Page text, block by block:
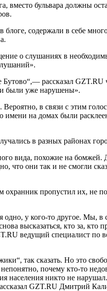
вместо бульвара должны
блоге, содержали в себе
о слушаниях в
Бутово“,— рассказал
были уже нарушены».
в связи с этим
на домах были
в разных районах
вида, похожие на
что они так и не смогли
охранник пропустил их, не
у кого-то другое. Мы, в
высказаться, кто за, кто
ведущий специалист по
так сказать. Но это
почему кто-то
никто не
GZT.RU Дмитрий